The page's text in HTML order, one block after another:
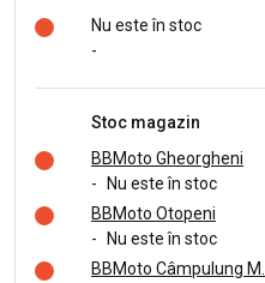
Nu este în stoc
-
Stoc magazin
BBMoto Gheorgheni
-
Nu este în stoc
BBMoto Otopeni
-
Nu este în stoc
BBMoto Câmpulung M.